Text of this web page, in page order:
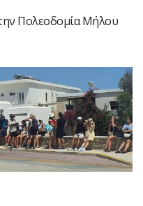
Πολεοδομία Μήλου